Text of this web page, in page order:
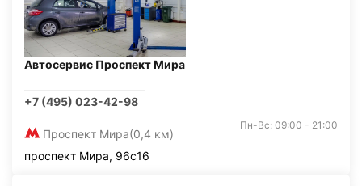
Автосервис Проспект Мира
+7 (495) 023-42-98
Проспект Мира(0,4 км)
Пн-Вс: 09:00 - 21:00
проспект Мира, 96с16